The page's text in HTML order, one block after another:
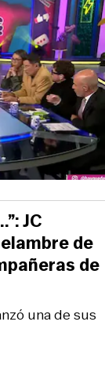
una de sus
JC
de
de